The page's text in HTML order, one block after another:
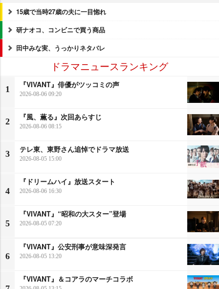
15歳で当時27歳の夫に一目惚れ
研ナオコ、コンビニで買う商品
田中みな実、うっかりネタバレ
ドラマニュースランキング
1
『VIVANT』俳優がツッコミの声
2026-08-06 09:20
2
『風、薫る』次回あらすじ
2026-08-06 08:15
3
テレ東、東野さん追悼でドラマ放送
2026-08-05 15:00
4
『ドリームハイ』放送スタート
2026-08-06 16:30
5
『VIVANT』“昭和の大スター”登場
2026-08-05 07:20
6
『VIVANT』公安刑事が意味深発言
2026-08-05 13:20
『VIVANT』＆コアラのマーチコラボ